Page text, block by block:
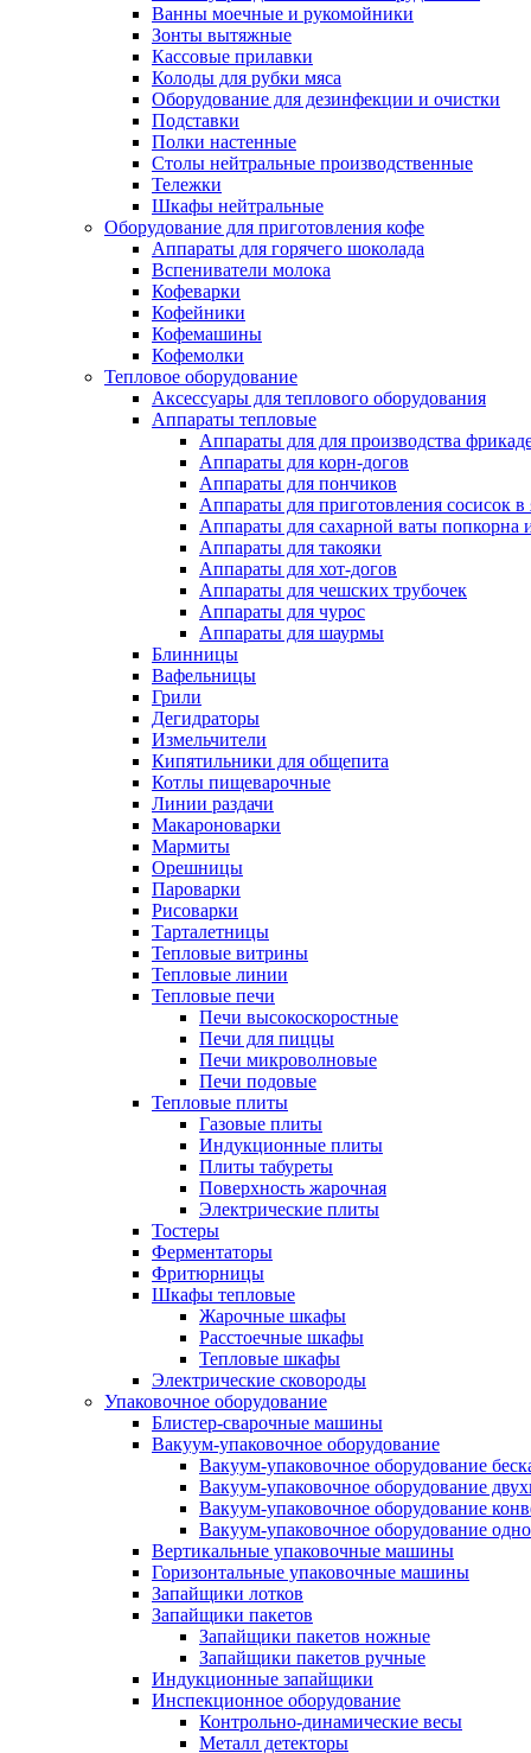
Ванны моечные и рукомойники
Зонты вытяжные
Кассовые прилавки
Колоды для рубки мяса
Оборудование для дезинфекции и очистки
Подставки
Полки настенные
Столы нейтральные производственные
Тележки
Шкафы нейтральные
Оборудование для приготовления кофе
Аппараты для горячего шоколада
Вспениватели молока
Кофеварки
Кофейники
Кофемашины
Кофемолки
Тепловое оборудование
Аксессуары для теплового оборудования
Аппараты тепловые
Аппараты для для производства
Аппараты для корн-догов
Аппараты для пончиков
Аппараты для приготовления сосисок в
Аппараты для сахарной ваты попкорна
Аппараты для такояки
Аппараты для хот-догов
Аппараты для чешских трубочек
Аппараты для чурос
Аппараты для шаурмы
Блинницы
Вафельницы
Грили
Дегидраторы
Измельчители
Кипятильники для общепита
Котлы пищеварочные
Линии раздачи
Макароноварки
Мармиты
Орешницы
Пароварки
Рисоварки
Тарталетницы
Тепловые витрины
Тепловые линии
Тепловые печи
Печи высокоскоростные
Печи для пиццы
Печи микроволновые
Печи подовые
Тепловые плиты
Газовые плиты
Индукционные плиты
Плиты табуреты
Поверхность жарочная
Электрические плиты
Тостеры
Ферментаторы
Фритюрницы
Шкафы тепловые
Жарочные шкафы
Расстоечные шкафы
Тепловые шкафы
Электрические сковороды
Упаковочное оборудование
Блистер-сварочные машины
Вакуум-упаковочное оборудование
Вакуум-упаковочное оборудование
Вакуум-упаковочное оборудование
Вакуум-упаковочное оборудование
Вакуум-упаковочное оборудование
Вертикальные упаковочные машины
Горизонтальные упаковочные машины
Запайщики лотков
Запайщики пакетов
Запайщики пакетов ножные
Запайщики пакетов ручные
Индукционные запайщики
Инспекционное оборудование
Контрольно-динамические весы
Металл детекторы